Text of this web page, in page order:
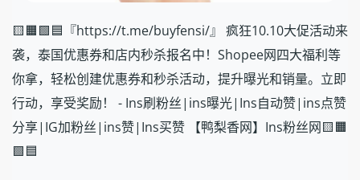
🟨🟧🟩🟦『https://t.me/buyfensi/』 疯狂10.10大促活动来
袭，泰国优惠券和店内秒杀报名中！Shopee网四大福利等
你拿，轻松创建优惠券和秒杀活动，提升曝光和销量。立即
行动，享受奖励！ - Ins刷粉丝|ins曝光|Ins自动赞|ins点赞
分享|IG加粉丝|ins赞|Ins买赞 【鸭梨香网】Ins粉丝网🟨🟧
🟩🟦